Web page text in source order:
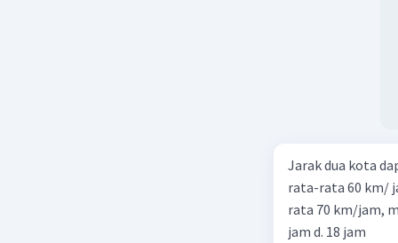
Jarak dua kota
rata-rata 60 km/
rata 70 km/jam, maka
jam d. 18 jam